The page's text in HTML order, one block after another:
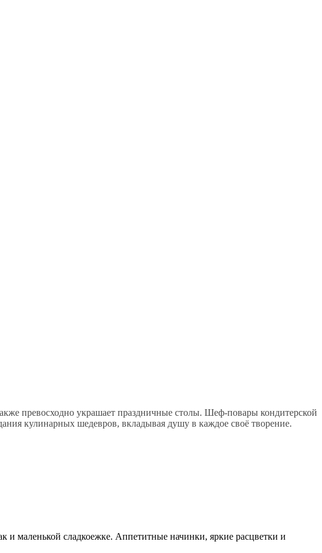
превосходно украшает праздничные столы. Шеф-повары кондитерской
кулинарных шедевров, вкладывая душу в каждое своё творение.
и маленькой сладкоежке. Аппетитные начинки, яркие расцветки и